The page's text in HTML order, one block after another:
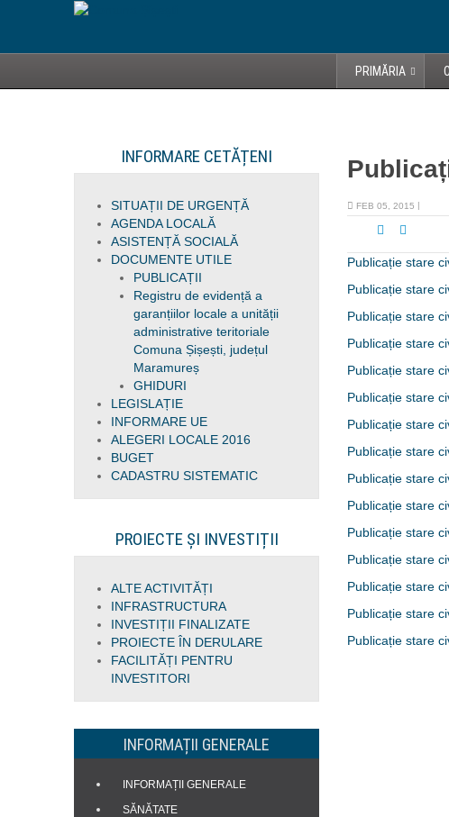
PRIMĂRIA
INFORMARE CETĂȚENI
SITUAȚII DE URGENȚĂ
AGENDA LOCALĂ
ASISTENȚĂ SOCIALĂ
DOCUMENTE UTILE
PUBLICAȚII
Registru de evidență a
garanțiilor locale a unității
administrative teritoriale
Comuna Șișești, județul
Maramureș
GHIDURI
LEGISLAȚIE
INFORMARE UE
ALEGERI LOCALE 2016
BUGET
CADASTRU SISTEMATIC
PROIECTE ȘI INVESTIȚII
ALTE ACTIVITĂȚI
INFRASTRUCTURA
INVESTIȚII FINALIZATE
PROIECTE ÎN DERULARE
FACILITĂȚI PENTRU
INVESTITORI
INFORMAȚII GENERALE
INFORMAȚII GENERALE
SĂNĂTATE
FEB 05, 2015
Publicație stare
Publicație stare
Publicație stare
Publicație stare
Publicație stare
Publicație stare
Publicație stare
Publicație stare
Publicație stare
Publicație stare
Publicație stare
Publicație stare
Publicație stare
Publicație stare
Publicație stare